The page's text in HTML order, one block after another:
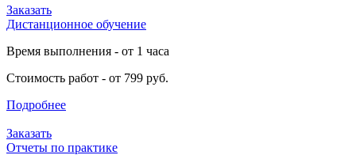
Заказать
Дистанционное обучение
Время выполнения - от 1 часа
Стоимость работ - от 799 руб.
Подробнее
Заказать
Отчеты по практике